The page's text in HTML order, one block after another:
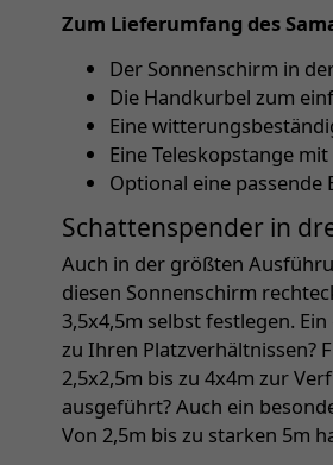
Zum Lieferumfang des
Der Sonnenschirm in
Die Handkurbel zum
Eine
Eine Teleskopstange
Optional eine
Schattenspender in
Auch in der größten
diesen Sonnenschirm
3,5x4,5m selbst festlegen.
zu Ihren Platzverhältnissen?
2,5x2,5m bis zu 4x4m zur
ausgeführt? Auch ein
Von 2,5m bis zu starken 5m